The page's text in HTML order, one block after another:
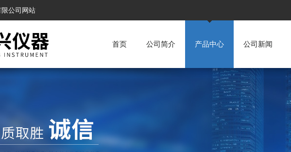
公司网站
首页 公司简介 产品中心 公司新闻